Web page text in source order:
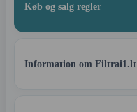
Køb og salg regler
Information om Filtrai1.lt